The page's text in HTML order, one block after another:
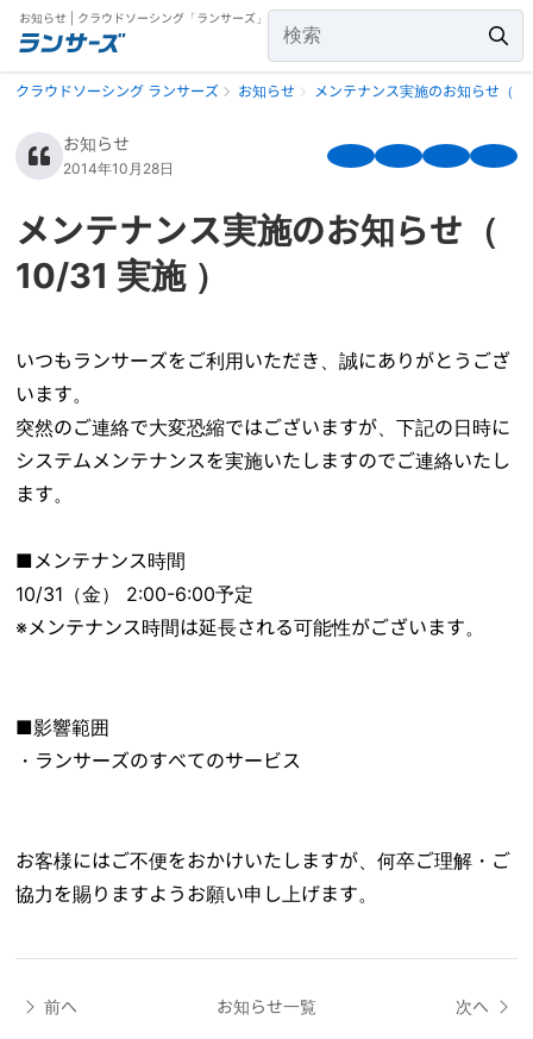
お知らせ | クラウドソーシング「ランサーズ」
クラウドソーシング ランサーズ お知らせ メンテナンス実施のお知らせ（
お知らせ
2014年10月28日
メンテナンス実施のお知らせ（
10/31 実施 ）
いつもランサーズをご利用いただき、誠にありがとうござ
います。
突然のご連絡で大変恐縮ではございますが、下記の日時に
システムメンテナンスを実施いたしますのでご連絡いたし
ます。
■メンテナンス時間
10/31（金） 2:00-6:00予定
※メンテナンス時間は延長される可能性がございます。
■影響範囲
・ランサーズのすべてのサービス
お客様にはご不便をおかけいたしますが、何卒ご理解・ご
協力を賜りますようお願い申し上げます。
前へ お知らせ一覧 次へ